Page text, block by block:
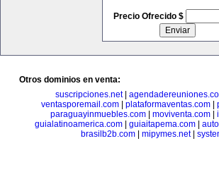
Precio Ofrecido $
Otros dominios en venta:
suscripciones.net|
ventasporemail.com| plataformaventas.com|
paraguayinmuebles.com| moviventa.com|
guialatinoamerica.com
guiaitapema.com
brasilb2b.com| mipymes.net|